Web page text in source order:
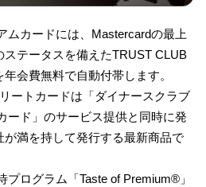
ムカードには、Mastercardの最上
テータスを備えたTRUST CLUB
会費無料で自動付帯します。
ートカードは「ダイナースクラブ
ード」のサービス提供と同時に発
満を持して発行する最新商品で
プログラム「Taste of Premium®」